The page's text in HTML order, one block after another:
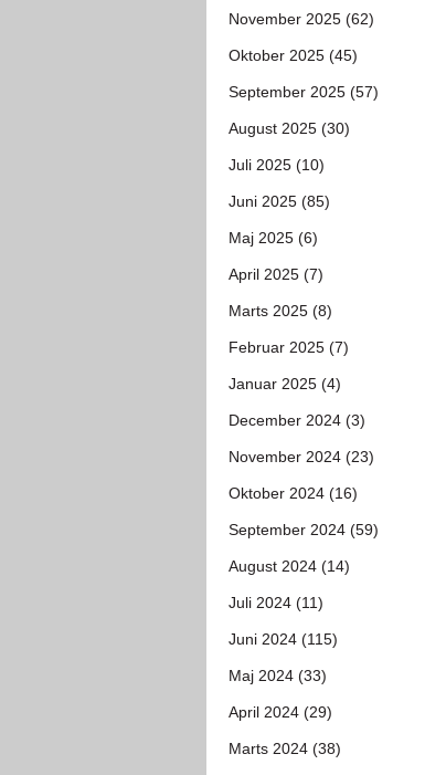
November 2025 (62)
Oktober 2025 (45)
September 2025 (57)
August 2025 (30)
Juli 2025 (10)
Juni 2025 (85)
Maj 2025 (6)
April 2025 (7)
Marts 2025 (8)
Februar 2025 (7)
Januar 2025 (4)
December 2024 (3)
November 2024 (23)
Oktober 2024 (16)
September 2024 (59)
August 2024 (14)
Juli 2024 (11)
Juni 2024 (115)
Maj 2024 (33)
April 2024 (29)
Marts 2024 (38)